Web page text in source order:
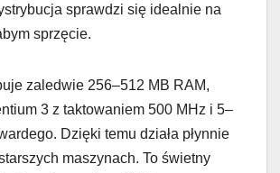
sprawdzi się idealnie na
sprzęcie.
zaledwie 256–512 MB RAM,
3 z taktowaniem 500 MHz i 5–
Dzięki temu działa płynnie
maszynach. To świetny